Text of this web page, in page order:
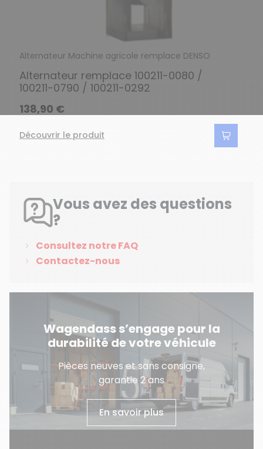
Alternateur Machine agricole remplace DENSO
Alternateur remplace 100211-0080 /
100211-0790 / 100211-0292
138,90 €
Découvrir le produit
Vous avez des questions
?
Consultez notre FAQ
Contactez-nous
Wagendass s’engage pour la
durabilité de votre véhicule
Pièces neuves et sans consigne,
garantie 2 ans
En savoir plus